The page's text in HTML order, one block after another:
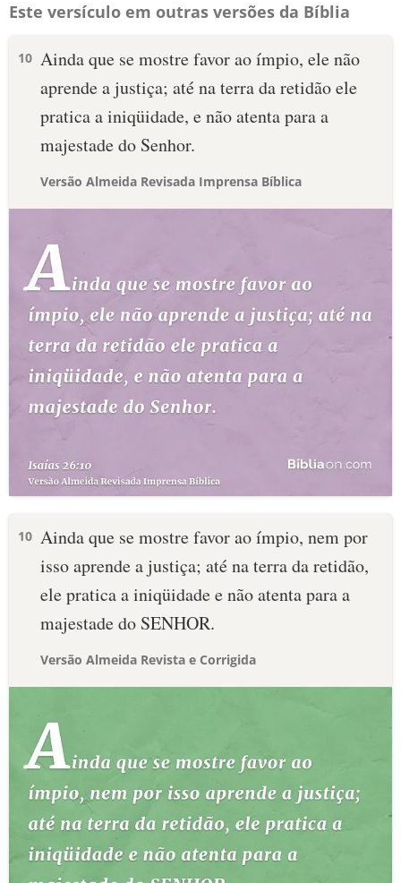
Este versículo em outras versões da Bíblia
10 Ainda que se mostre favor ao ímpio, ele não
aprende a justiça; até na terra da retidão ele
pratica a iniqüidade, e não atenta para a
majestade do Senhor.
Versão Almeida Revisada Imprensa Bíblica
10 Ainda que se mostre favor ao ímpio, nem por
isso aprende a justiça; até na terra da retidão,
ele pratica a iniqüidade e não atenta para a
majestade do SENHOR.
Versão Almeida Revista e Corrigida